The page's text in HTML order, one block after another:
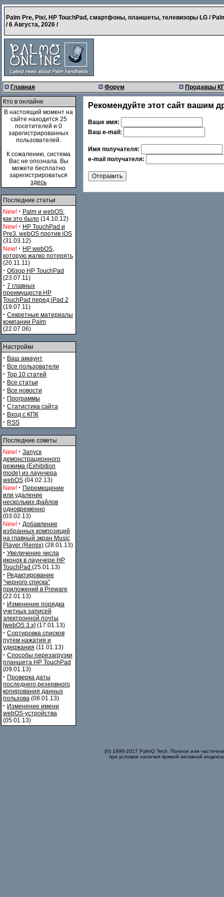
Palm Pre, Pixi, HP TouchPad, смартфоны, планшеты, телевизоры LG /
/6 Августа, 2026 /
Главная Форум Продавцы
Кто в онлайне
В настоящий момент на
сайте находится 25
посетителей и 0
зарегистрированных
пользователей.
К сожалению, система
Вас не опознала. Вы
можете бесплатно
зарегистрироваться
здесь
Последние статьи
New! · Palm и webOS:
как это было (14.10.12)
New! · HP TouchPad и
Pre3. webOS против iOS
(31.03.12)
New! · HP webOS,
которую жалко потерять
(20.11.11)
· Обзор HP TouchPad
(23.07.11)
· 7 главных
преимуществ HP
TouchPad перед iPad 2
(19.07.11)
· Секретные материалы
компании Palm
(22.07.06)
Настройки
· Ваш аккаунт
· Все пользователи
· Top 10 статей
· Все статьи
· Все новости
· Программы
· Статистика сайта
· Вход с КПК
· RSS
Последние советы
New! · Запуск
демонстрационного
режима (Exhibition
mode) из лаунчера
webOS (04.02.13)
New! · Перемещение
или удаление
нескольких файлов
одновременно
(03.02.13)
New! · Добавление
избранных композиций
на главный экран Music
Player (Remix) (28.01.13)
· Увеличение числа
иконок в лаунчере HP
TouchPad (25.01.13)
· Редактирование
"черного списка"
приложений в Preware
(22.01.13)
· Изменение порядка
учетных записей
электронной почты
[webOS 3.x] (17.01.13)
· Сортировка списков
путем нажатия и
удержания (11.01.13)
· Способы перезагрузки
планшета HP TouchPad
(09.01.13)
· Проверка даты
последнего резервного
копирования данных
пользова (08.01.13)
· Изменение имени
webOS-устройства
(05.01.13)
Рекомендуйте этот сайт вашим
Ваше имя:
Ваш e-mail:
Имя получателя:
e-mail получателя:
(©) 1999-2017 PalmQ Tech. Полное или
при условии наличия прямой активной